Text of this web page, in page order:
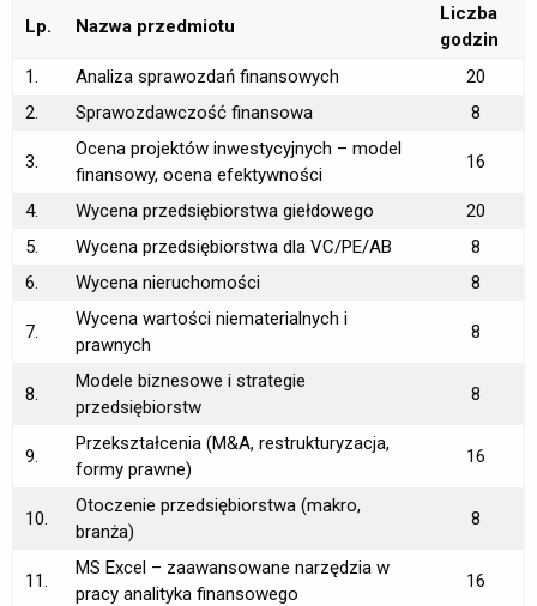
Lp. Nazwa przedmiotu
Liczba
godzin
1.
Analiza sprawozdań finansowych
20
2.
Sprawozdawczość finansowa 8
3.
Ocena projektów inwestycyjnych – model
finansowy, ocena efektywności
16
4. Wycena przedsiębiorstwa giełdowego
20
5.
Wycena przedsiębiorstwa dla VC/PE/AB
8
6.
Wycena nieruchomości 8
7.
Wycena wartości niematerialnych i
prawnych
8
8.
Modele biznesowe i strategie
przedsiębiorstw
8
9.
Przekształcenia (M&A, restrukturyzacja,
formy prawne)
16
10.
Otoczenie przedsiębiorstwa (makro,
branża)
8
11.
MS Excel – zaawansowane narzędzia w
pracy analityka finansowego
16